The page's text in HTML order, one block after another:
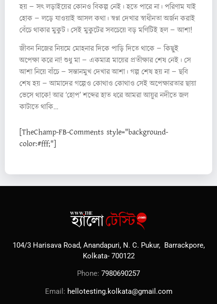
হয় – সৎ লড়াইয়ের কোনও বিকল্প নেই। হতে পারে না। পরিণাম যাই
হোক – লড়ে যাওয়াই আসল কথা। স্বপ্ন দেখার স্বাধীনতা অর্জন করাই
বেঁচে থাকার মুকুট। সেই মুকুটের সবচেয়ে বড় মণিটিই হল – আশা!
জীবন নিজের নিয়মে মোহনার দিকে পাড়ি দিতে থাকে – কিছুই
অপেক্ষা করে না! শুধু মা – একমাত্র মায়ের প্রতীক্ষার শেষ নেই। সে
আশা নিয়ে বাঁচে – সন্তানমুখ দেখার আশা। গল্প শেষ হয় না – ছবি
শেষ হয় – আমাদের গল্পেও কোথাও কোথাও সেই অপেক্ষারতার ছায়া
ভেসে থাকে! আর ‘হোপ’ শব্দের হাত ধরে আমরা আয়ুর নদীতে জল
কাটাতে থাকি…
[TheChamp-FB-Comments style="background-
color:#fff;"]
104/3 Harisava Road, Anandapuri, N. C. Pukur, Barrackpore,
Kolkata- 700122
Phone: 7980690257
Email: hellotesting.kolkata@gmail.com